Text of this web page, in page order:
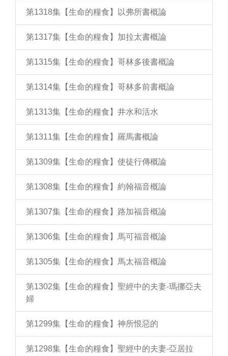
第1318集【生命的糧食】以弗所書概論
第1317集【生命的糧食】加拉太書概論
第1315集【生命的糧食】哥林多後書概論
第1314集【生命的糧食】哥林多前書概論
第1313集【生命的糧食】井水和活水
第1311集【生命的糧食】羅馬書概論
第1309集【生命的糧食】使徒行傳概論
第1308集【生命的糧食】約翰福音概論
第1307集【生命的糧食】路加福音概論
第1306集【生命的糧食】馬可福音概論
第1305集【生命的糧食】馬太福音概論
第1302集【生命的糧食】聖經中的夫妻-瑪挪亞夫
婦
第1299集【生命的糧食】神所恨惡的
第1298集【生命的糧食】聖經中的夫妻-亞居拉